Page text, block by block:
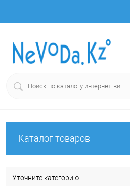
Каталог товаров
Уточните категорию: